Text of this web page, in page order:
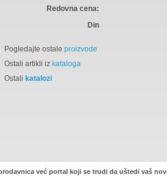
Redovna cena:
Din
Pogledajte ostale proizvode
Ostali artikli iz kataloga
Ostali katalozi
već portal koji se trudi da uštedi vaš